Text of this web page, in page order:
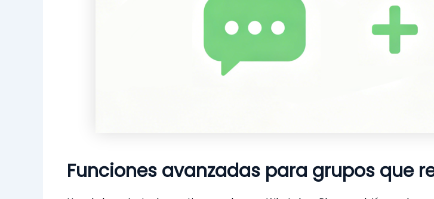
Funciones avanzadas para grupos que